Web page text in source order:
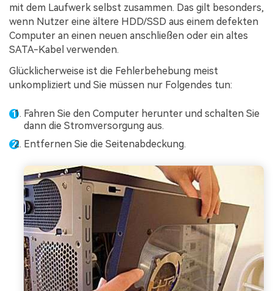
mit dem Laufwerk selbst zusammen. Das gilt besonders,
wenn Nutzer eine ältere HDD/SSD aus einem defekten
Computer an einen neuen anschließen oder ein altes
SATA-Kabel verwenden.
Glücklicherweise ist die Fehlerbehebung meist
unkompliziert und Sie müssen nur Folgendes tun:
Fahren Sie den Computer herunter und schalten Sie
dann die Stromversorgung aus.
Entfernen Sie die Seitenabdeckung.